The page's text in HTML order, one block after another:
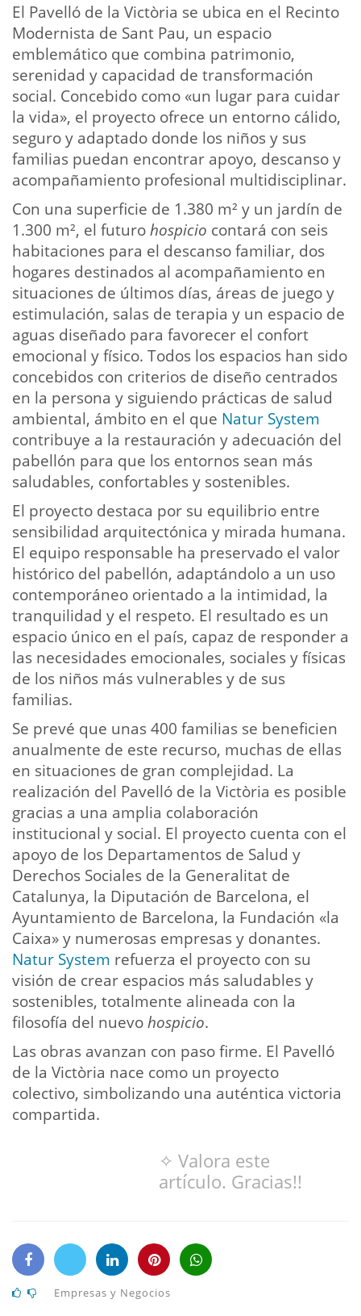
El Pavelló de la Victòria se ubica en el Recinto
Modernista de Sant Pau, un espacio
emblemático que combina patrimonio,
serenidad y capacidad de transformación
social. Concebido como «un lugar para cuidar
la vida», el proyecto ofrece un entorno cálido,
seguro y adaptado donde los niños y sus
familias puedan encontrar apoyo, descanso y
acompañamiento profesional multidisciplinar.
Con una superficie de 1.380 m² y un jardín de
1.300 m², el futurohospicio contará con seis
habitaciones para el descanso familiar, dos
hogares destinados al acompañamiento en
situaciones de últimos días, áreas de juego y
estimulación, salas de terapia y un espacio de
aguas diseñado para favorecer el confort
emocional y físico. Todos los espacios han sido
concebidos con criterios de diseño centrados
en la persona y siguiendo prácticas de salud
ambiental, ámbito en el que Natur System
contribuye a la restauración y adecuación del
pabellón para que los entornos sean más
saludables, confortables y sostenibles.
El proyecto destaca por su equilibrio entre
sensibilidad arquitectónica y mirada humana.
El equipo responsable ha preservado el valor
histórico del pabellón, adaptándolo a un uso
contemporáneo orientado a la intimidad, la
tranquilidad y el respeto. El resultado es un
espacio único en el país, capaz de responder a
las necesidades emocionales, sociales y físicas
de los niños más vulnerables y de sus
familias.
Se prevé que unas 400 familias se beneficien
anualmente de este recurso, muchas de ellas
en situaciones de gran complejidad. La
realización del Pavelló de la Victòria es posible
gracias a una amplia colaboración
institucional y social. El proyecto cuenta con el
apoyo de los Departamentos de Salud y
Derechos Sociales de la Generalitat de
Catalunya, la Diputación de Barcelona, el
Ayuntamiento de Barcelona, la Fundación «la
Caixa» y numerosas empresas y donantes.
Natur System refuerza el proyecto con su
visión de crear espacios más saludables y
sostenibles, totalmente alineada con la
filosofía del nuevohospicio.
Las obras avanzan con paso firme. El Pavelló
de la Victòria nace como un proyecto
colectivo, simbolizando una auténtica victoria
compartida.
✧ Valora este
artículo. Gracias!!
Empresas y Negocios